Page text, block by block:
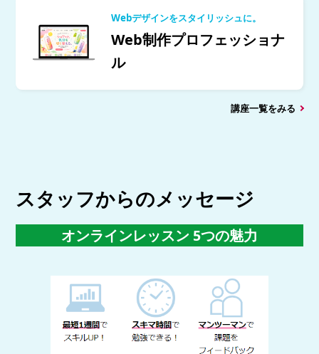
Webデザインをスタイリッシュに。
Web制作プロフェッショナ
ル
講座一覧をみる
スタッフからのメッセージ
オンラインレッスン 5つの魅力